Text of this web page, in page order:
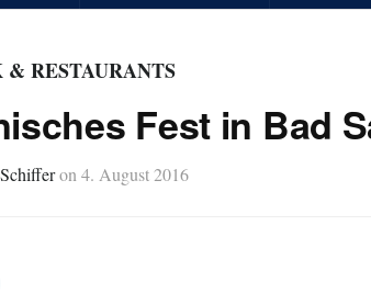
RESTAURANTS
Fest in Bad
on 4. August 2016